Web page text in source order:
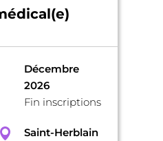
Décembre
2026
Fin inscriptions
Saint-Herblain